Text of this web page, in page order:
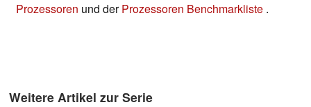
Prozessoren und derProzessoren Benchmarkliste .
Weitere Artikel zur Serie